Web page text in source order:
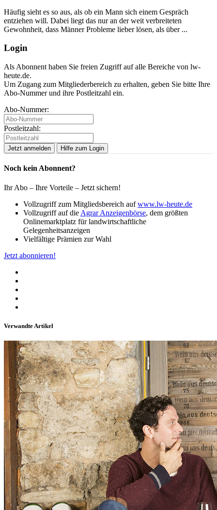
Häufig sieht es so aus, als ob ein Mann sich einem Gespräch
entziehen will. Dabei liegt das nur an der weit verbreiteten
Gewohnheit, dass Männer Probleme lieber lösen, als über ...
Login
Als Abonnent haben Sie freien Zugriff auf alle Bereiche von lw-
heute.de.
Um Zugang zum Mitgliederbereich zu erhalten, geben Sie bitte Ihre
Abo-Nummer und ihre Postleitzahl ein.
Abo-Nummer:
Postleitzahl:
Hilfe zum Login
Noch kein Abonnent?
Ihr Abo – Ihre Vorteile – Jetzt sichern!
Vollzugriff zum Mitgliedsbereich aufwww.lw-heute.de
Vollzugriff auf die Agrar Anzeigenbörse, dem größten
Onlinemarktplatz für landwirtschaftliche
Gelegenheitsanzeigen
Vielfältige Prämien zur Wahl
Jetzt abonnieren!
Verwandte Artikel